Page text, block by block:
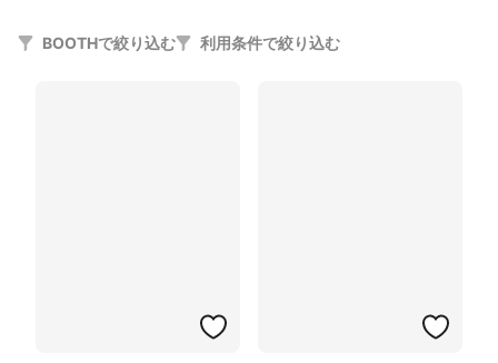
BOOTHで絞り込む 利用条件で絞り込む